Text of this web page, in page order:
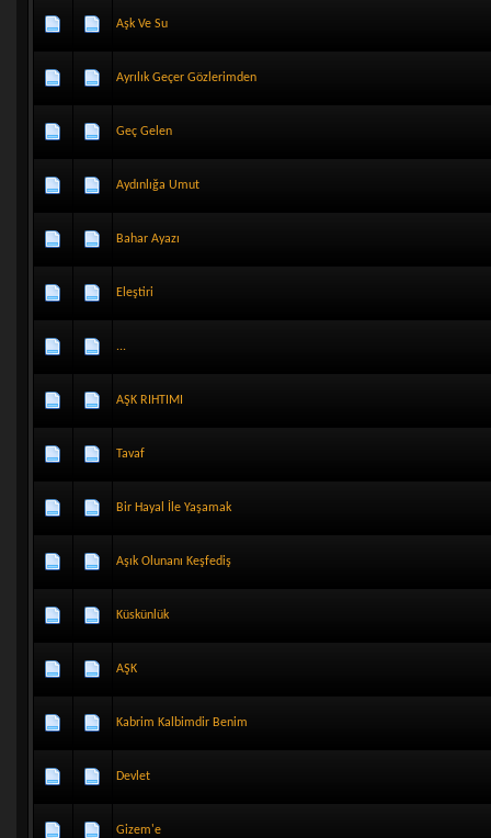
Aşk Ve Su
Ayrılık Geçer Gözlerimden
Geç Gelen
Aydınlığa Umut
Bahar Ayazı
Eleştiri
...
AŞK RIHTIMI
Tavaf
Bir Hayal İle Yaşamak
Aşık Olunanı Keşfediş
Küskünlük
AŞK
Kabrim Kalbimdir Benim
Devlet
Gizem'e